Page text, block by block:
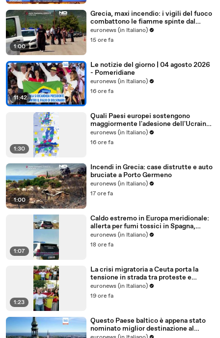
1:00
Grecia, maxi incendio: i vigili del fuoco
combattono le fiamme spinte dal
vento
euronews (in Italiano)
15 ore fa
11:42
Le notizie del giorno | 04 agosto 2026
- Pomeridiane
euronews (in Italiano)
16 ore fa
1:30
Quali Paesi europei sostengono
maggiormente l'adesione dell'Ucraina
all'Ue?
euronews (in Italiano)
16 ore fa
1:00
Incendi in Grecia: case distrutte e auto
bruciate a Porto Germeno
euronews (in Italiano)
17 ore fa
1:07
Caldo estremo in Europa meridionale:
allerta per fumi tossici in Spagna,
Francia ferma reattori
euronews (in Italiano)
18 ore fa
1:23
La crisi migratoria a Ceuta porta la
tensione in strada tra proteste e
critiche al governo
euronews (in Italiano)
19 ore fa
Questo Paese baltico è appena stato
nominato miglior destinazione al